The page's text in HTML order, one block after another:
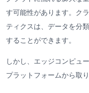
す可能性があります。ク
ティクスは、データを分
することができます。
しかし、エッジコンピュ
プラットフォームから取